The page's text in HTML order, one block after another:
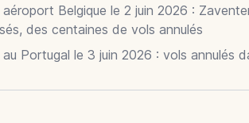
aéroport Belgique le 2 juin 2026 :
des centaines de vols annulés
au Portugal le 3 juin 2026 : vols annulés